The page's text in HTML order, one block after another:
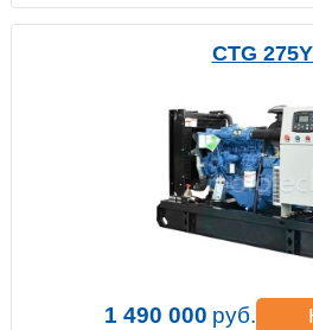
CTG
1 490 000 руб.